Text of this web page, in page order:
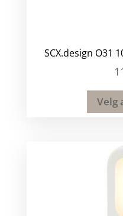
SCX.design O31
Velg